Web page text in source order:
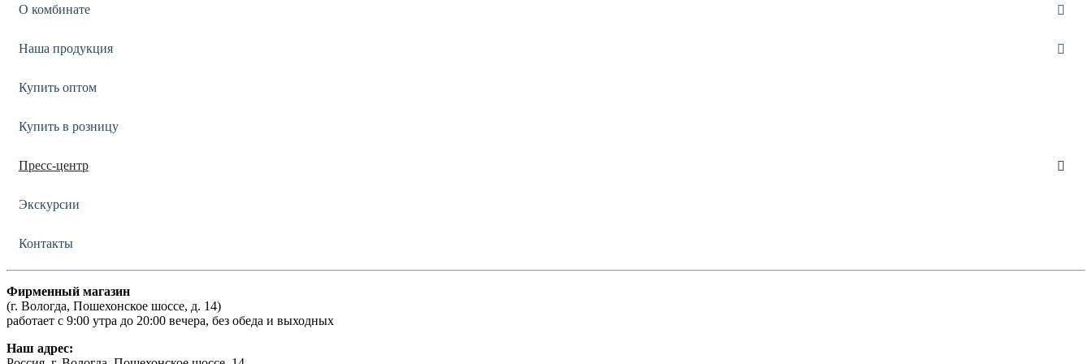
О комбинате
Наша продукция
Купить оптом
Купить в розницу
Пресс-центр
Экскурсии
Контакты
Фирменный магазин
(г. Вологда, Пошехонское шоссе, д. 14)
работает с 9:00 утра до 20:00 вечера, без обеда и выходных
Наш адрес: